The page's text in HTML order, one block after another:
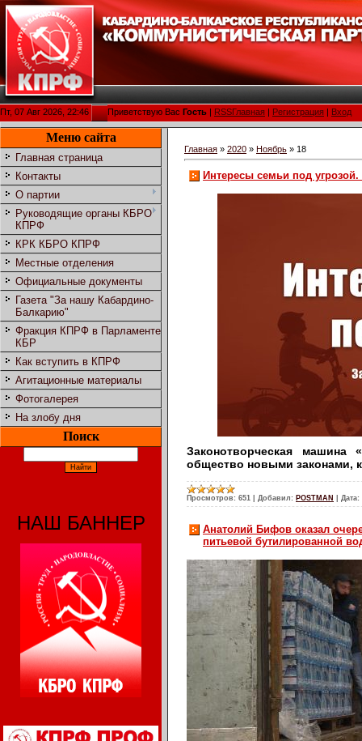
Пт, 07 Авг 2026, 22:46 Приветствую Вас Гость RSSГлавная Регистрация Вход
Меню сайта
Главная страница
Контакты
О партии
Руководящие органы КБРО
КПРФ
КРК КБРО КПРФ
Местные отделения
Официальные документы
Газета "За нашу Кабардино-
Балкарию"
Фракция КПРФ в Парламенте
КБР
Как вступить в КПРФ
Агитационные материалы
Фотогалерея
На злобу дня
Поиск
НАШ БАННЕР
Главная » 2020 » Ноябрь » 18
Интересы семьи под
Законотворческая машина
общество новыми законами,
Просмотров: 651 Добавил: POSTMAN Дата:
Анатолий Бифов оказал
питьевой бутилированной